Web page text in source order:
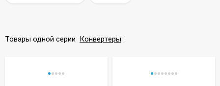
Товары одной серии Конвертеры :